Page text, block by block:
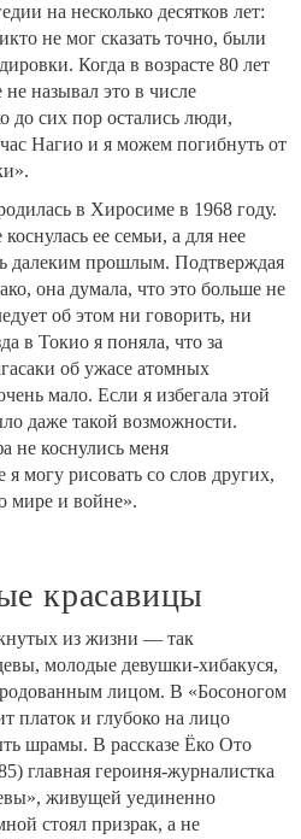
на несколько десятков лет:
не мог сказать точно, были
Когда в возрасте 80 лет
называл это в числе
сих пор остались люди,
Нагио и я можем погибнуть от
в Хиросиме в 1968 году.
ее семьи, а для нее
далеким прошлым. Подтверждая
она думала, что это больше не
об этом ни говорить, ни
в Токио я поняла, что за
об ужасе атомных
мало. Если я избегала этой
даже такой возможности.
не коснулись меня
могу рисовать со слов других,
мире и войне».
красавицы
из жизни — так
молодые девушки-хибакуся,
лицом. В «Босоногом
платок и глубоко на лицо
шрамы. В рассказе Ёко Ото
главная героиня-журналистка
живущей уединенно
стоял призрак, а не